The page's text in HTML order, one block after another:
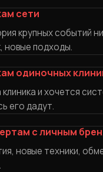
сети
крупных событий
новые подходы.
одиночных
клиника и хочется
его дадут.
с личным
новые техники,